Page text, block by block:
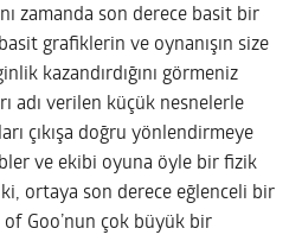
zamanda son derece basit bir
grafiklerin ve oynanışın size
kazandırdığını görmeniz
adı verilen küçük nesnelerle
çıkışa doğru yönlendirmeye
ve ekibi oyuna öyle bir fizik
ortaya son derece eğlenceli bir
of Goo’nun çok büyük bir